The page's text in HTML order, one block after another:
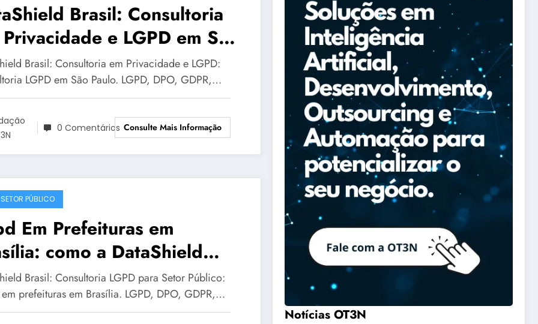
Brasil: Consultoria
e LGPD em São
em privacidade | Série
462
Brasil: Consultoria em Privacidade e LGPD:
LGPD em São Paulo. LGPD, DPO, GDPR,…
0 Comentários Consulte Mais Informação
PÚBLICO
Em Prefeituras em
como a DataShield
apoia sua organização |
DataShield 121
Brasil: Consultoria LGPD para Setor Público:
em prefeituras em Brasília. LGPD, DPO, GDPR,…
Notícias OT3N